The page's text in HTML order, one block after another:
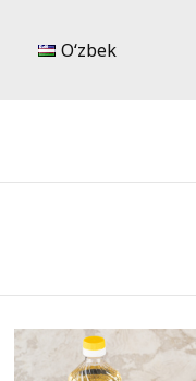
Oʻzbek